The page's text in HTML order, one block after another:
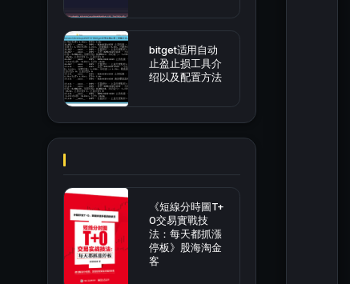
bitget适用自动
止盈止损工具介
绍以及配置方法
《短線分時圖T+
0交易實戰技
法：每天都抓漲
停板》股海淘金
客